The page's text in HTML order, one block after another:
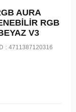
AURA
RGB
V3
: 4711387120316